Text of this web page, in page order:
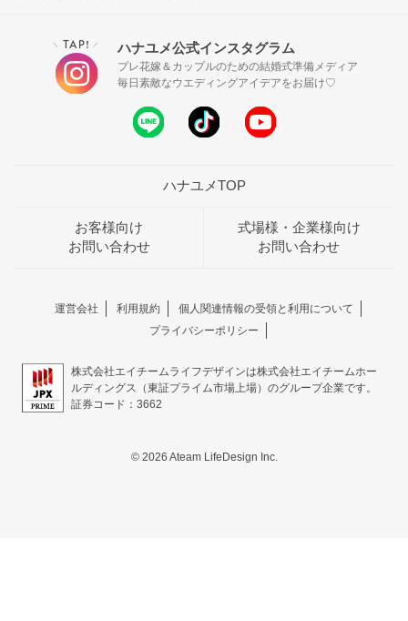
＼ TAP! ／ ハナユメ公式インスタグラム
プレ花嫁＆カップルのための結婚式準備メディア
毎日素敵なウエディングアイデアをお届け♡
ハナユメTOP
お客様向け
お問い合わせ
式場様・企業様向け
お問い合わせ
運営会社 利用規約
個人関連情報の受領と利用について
プライバシーポリシー
株式会社エイチームライフデザインは株式会社エイチームホー
ルディングス（東証プライム市場上場）のグループ企業です。
証券コード：3662
© 2026 Ateam LifeDesign Inc.